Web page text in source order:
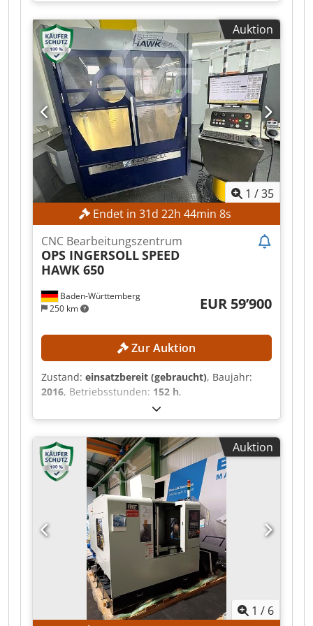
Hartrol Premium I-Steuerung. Dkodezq A Hfspfx
Ab Nsr
Auktion
1 /35
Endet in 31d 22h 44min 6s
Baden-Württemberg
250 km
CNC Bearbeitungszentrum
OPS INGERSOLLSPEED
HAWK 650
EUR 59’900
Zur Auktion
Zustand: einsatzbereit (gebraucht), Baujahr:
2016, Betriebsstunden: 152 h,
voll funktionsfähig
Maschinen-/Fahrzeugnummer:665182,
Verfahrweg X-Achse:650 mm, Verfahrweg Y-
Achse:
550 mm, Verfahrweg Z-Achse:500 mm,
Spindeldrehzahl (max.):
42’000 U/min, Anzahl
der Steckplätze im Werkzeugmagazin:40
Mindestpreis - garantierter Verkauf zum
höchsten Gebot! TECHNISCHE DETAILS
Verfahrwege Verfahrweg X-Achse: 650 mm
Verfahrweg Y-Achse: 550 mm Verfahrweg Z-
Achse: 500 mm Vorschubgeschwindigkeiten
Vorschubgeschwindigkeit X-Achse: 30 m/min
Vorschubgeschwindigkeit Y-Achse: 30 m/min
Vorschubgeschwindigkeit Z-Achse: 30 m/min
Spindel Dedozquqcjpfx Ab Njkr
Auktion
1 / 6